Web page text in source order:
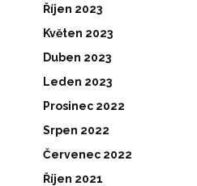
Říjen 2023
Květen 2023
Duben 2023
Leden 2023
Prosinec 2022
Srpen 2022
Červenec 2022
Říjen 2021